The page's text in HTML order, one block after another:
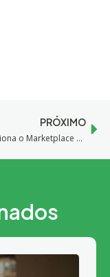
PRÓXIMO
Como funciona o Marketplace Casas Bahia? Entenda como anunciar seu produtos